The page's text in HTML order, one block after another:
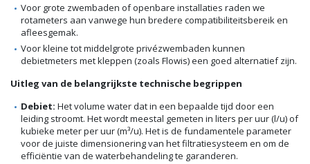
Voor grote zwembaden of openbare installaties raden we
rotameters aan vanwege hun bredere compatibiliteitsbereik en
afleesgemak.
Voor kleine tot middelgrote privézwembaden kunnen
debietmeters met kleppen (zoals Flowis) een goed alternatief zijn.
Uitleg van de belangrijkste technische begrippen
Debiet: Het volume water dat in een bepaalde tijd door een
leiding stroomt. Het wordt meestal gemeten in liters per uur (l/u) of
kubieke meter per uur (m³/u). Het is de fundamentele parameter
voor de juiste dimensionering van het filtratiesysteem en om de
efficiëntie van de waterbehandeling te garanderen.